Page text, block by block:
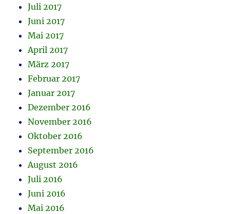
Juli 2017
Juni 2017
Mai 2017
April 2017
März 2017
Februar 2017
Januar 2017
Dezember 2016
November 2016
Oktober 2016
September 2016
August 2016
Juli 2016
Juni 2016
Mai 2016